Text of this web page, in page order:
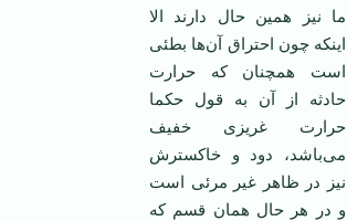
ما نیز همین حال دارند الا
اینکه چون احتراق آن‌ها بطئی
است همچنان که حرارت
حادثه از آن به قول حکما
حرارت غریزی خفیف
می‌باشد، دود و خاکسترش
نیز در ظاهر غیر مرئی است
و در هر حال‌‌ همان قسم که